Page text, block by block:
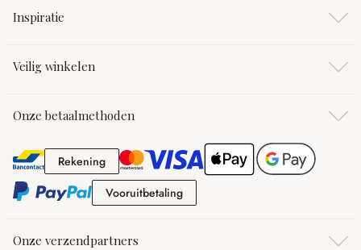
Inspiratie
Veilig winkelen
Onze betaalmethoden
RekeningRekening
VooruitbetalingVooruitbetaling
Onze verzendpartners